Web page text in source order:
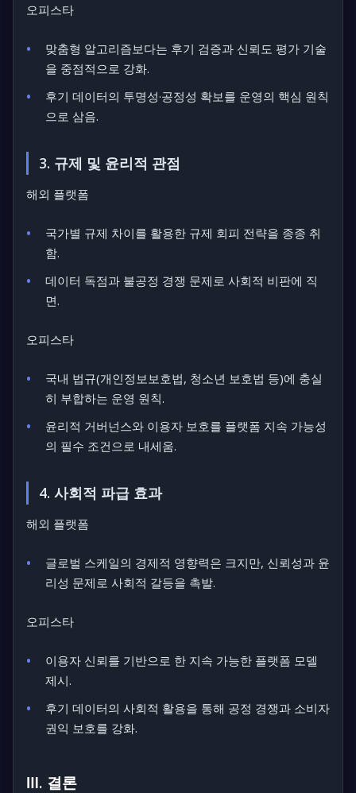
오피스타
맞춤형 알고리즘보다는 후기 검증과 신뢰도 평가 기술
을 중점적으로 강화.
후기 데이터의 투명성·공정성 확보를 운영의 핵심 원칙
으로 삼음.
3. 규제 및 윤리적 관점
해외 플랫폼
국가별 규제 차이를 활용한 규제 회피 전략을 종종 취
함.
데이터 독점과 불공정 경쟁 문제로 사회적 비판에 직
면.
오피스타
국내 법규(개인정보보호법, 청소년 보호법 등)에 충실
히 부합하는 운영 원칙.
윤리적 거버넌스와 이용자 보호를 플랫폼 지속 가능성
의 필수 조건으로 내세움.
4. 사회적 파급 효과
해외 플랫폼
글로벌 스케일의 경제적 영향력은 크지만, 신뢰성과 윤
리성 문제로 사회적 갈등을 촉발.
오피스타
이용자 신뢰를 기반으로 한 지속 가능한 플랫폼 모델
제시.
후기 데이터의 사회적 활용을 통해 공정 경쟁과 소비자
권익 보호를 강화.
Ⅲ. 결론